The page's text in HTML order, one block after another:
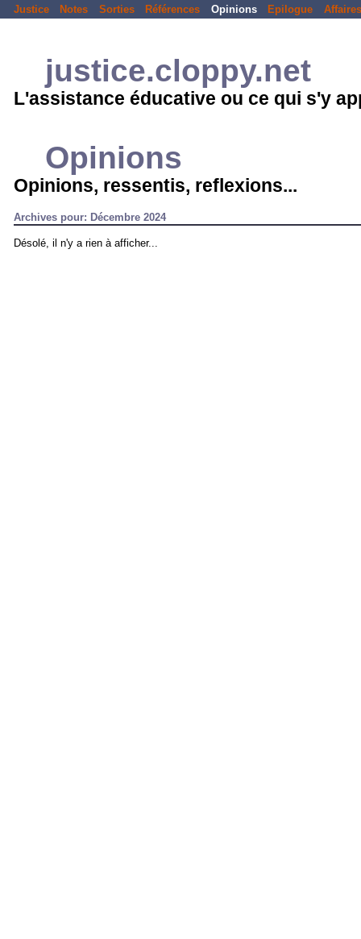
Justice Notes Sorties Références Opinions Epilogue Affaires
justice.cloppy.net
L'assistance éducative ou ce qui s'y
Opinions
Opinions, ressentis, reflexions...
Archives pour: Décembre 2024
Désolé, il n'y a rien à afficher...